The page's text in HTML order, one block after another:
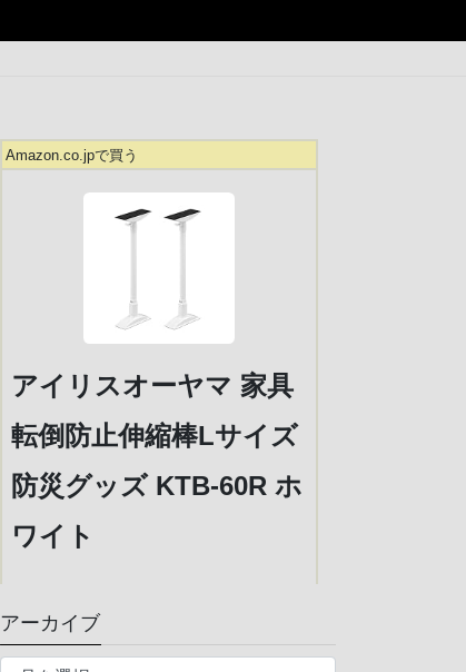
Amazon.co.jpで買う
アイリスオーヤマ 家具
転倒防止伸縮棒Lサイズ
防災グッズ KTB-60R ホ
ワイト
の家具転倒防止伸縮棒です 業界トッ
プクラスの耐圧220kg！転倒防止効
アーカイブ
ア